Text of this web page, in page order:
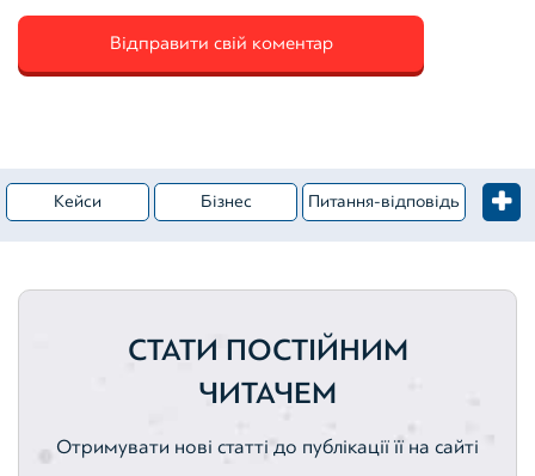
Кейси Бізнес Питання-відповідь
Оцінка активів
Земельні ділянки Нематеріальні активи
СТАТИ ПОСТІЙНИМ
ЧИТАЧЕМ
Отримувати нові статті до публікації її на сайті